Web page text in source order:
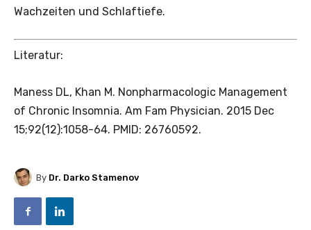
Wachzeiten und Schlaftiefe.
Literatur:
Maness DL, Khan M. Nonpharmacologic Management
of Chronic Insomnia. Am Fam Physician. 2015 Dec
15;92(12):1058-64. PMID: 26760592.
By Dr. Darko Stamenov